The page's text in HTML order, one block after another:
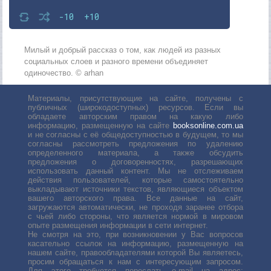
-10 +10
Милый и добрый рассказ о том, как людей из разных
социальных слоев и разного времени объединяет
одиночество. © arhan
Материалы, присутствующие на сайте, получены с
публичных (широкодоступных) ресурсов. Если вы
обладаете авторским правом на какую либо
информацию, размещенную на сайте booksonline.com.ua
и не согласны с её общедоступностью в будущем, то мы
согласны рассмотреть предложения по удалению
определенного материала, а также обсудить
предложения о договоренностях, разрешающих
использовать данный контент. Мы не отслеживаем
действия пользователей, которые самостоятельно
выкладывают источники текстов, являющиеся объектом
вашего авторского права. Все данные на сайт,
загружаются автоматически, не проходя заранее отбора
с чьей либо стороны, что является нормой в мировом
опыте размещения информации в сети интернет.
Не смотря на это, при возникновении у Вас вопросов
касательно ссылок на информацию, размещенную на
нашем сайте, правообладателями которой Вы являетесь,
просим обращаться к нам с интересующим запросом.